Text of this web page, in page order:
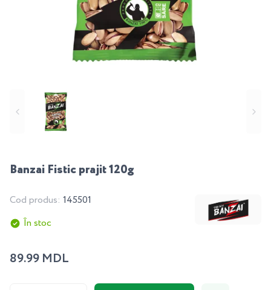
Banzai Fistic prajit 120g
Cod produs: 145501
În stoc
89.99 MDL